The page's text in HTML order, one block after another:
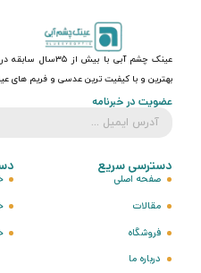
عینک چشم آبی با
بهترین و با کیفیت ترین عدسی و فریم های
عضویت در خبرنامه
دسترسی سریع
صفحه اصلی
مقالات
فروشگاه
درباره ما